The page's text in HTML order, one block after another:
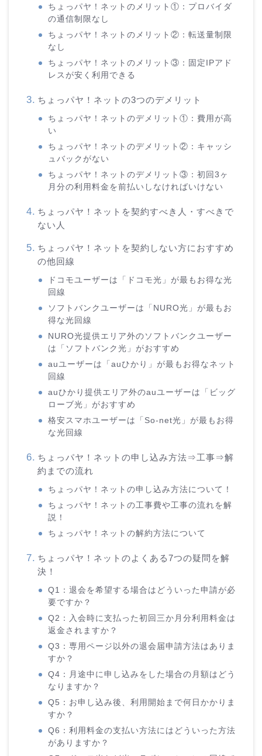
ちょっパヤ！ネットのメリット①：プロバイダ
の通信制限なし
ちょっパヤ！ネットのメリット②：転送量制限
なし
ちょっパヤ！ネットのメリット③：固定IPアド
レスが安く利用できる
ちょっパヤ！ネットの3つのデメリット
ちょっパヤ！ネットのデメリット①：費用が高
い
ちょっパヤ！ネットのデメリット②：キャッシ
ュバックがない
ちょっパヤ！ネットのデメリット③：初回3ヶ
月分の利用料金を前払いしなければいけない
ちょっパヤ！ネットを契約すべき人・すべきで
ない人
ちょっパヤ！ネットを契約しない方におすすめ
の他回線
ドコモユーザーは「ドコモ光」が最もお得な光
回線
ソフトバンクユーザーは「NURO光」が最もお
得な光回線
NURO光提供エリア外のソフトバンクユーザー
は「ソフトバンク光」がおすすめ
auユーザーは「auひかり」が最もお得なネット
回線
auひかり提供エリア外のauユーザーは「ビッグ
ローブ光」がおすすめ
格安スマホユーザーは「So-net光」が最もお得
な光回線
ちょっパヤ！ネットの申し込み方法⇒工事⇒解
約までの流れ
ちょっパヤ！ネットの申し込み方法について！
ちょっパヤ！ネットの工事費や工事の流れを解
説！
ちょっパヤ！ネットの解約方法について
ちょっパヤ！ネットのよくある7つの疑問を解
決！
Q1：退会を希望する場合はどういった申請が必
要ですか？
Q2：入会時に支払った初回三か月分利用料金は
返金されますか？
Q3：専用ページ以外の退会届申請方法はありま
すか？
Q4：月途中に申し込みをした場合の月額はどう
なりますか？
Q5：お申し込み後、利用開始まで何日かかりま
すか？
Q6：利用料金の支払い方法にはどういった方法
がありますか？